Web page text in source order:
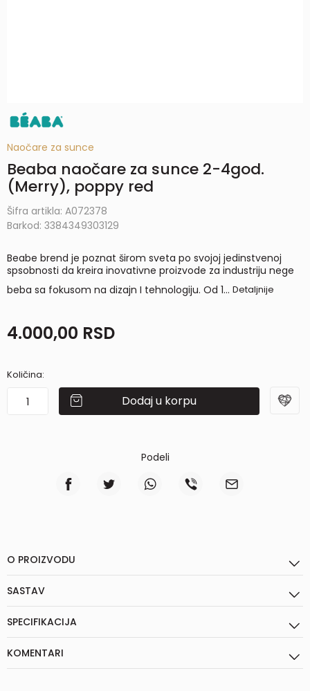
Naočare za sunce
Beaba naočare za sunce 2-4god.
(Merry), poppy red
Šifra artikla: A072378
Barkod: 3384349303129
Beabe brend je poznat širom sveta po svojoj jedinstvenoj
spsobnosti da kreira inovativne proizvode za industriju nege
beba sa fokusom na dizajn I tehnologiju. Od 1... Detaljnije
4.000,00 RSD
Količina:
Dodaj u korpu
Podeli
O PROIZVODU
SASTAV
SPECIFIKACIJA
KOMENTARI